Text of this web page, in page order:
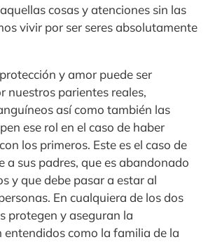
cosas y atenciones sin las
vivir por ser seres absolutamente
y amor puede ser
nuestros parientes reales,
así como también las
ese rol en el caso de haber
los primeros. Este es el caso de
a sus padres, que es abandonado
y que debe pasar a estar al
En cualquiera de los dos
protegen y aseguran la
entendidos como la familia de la